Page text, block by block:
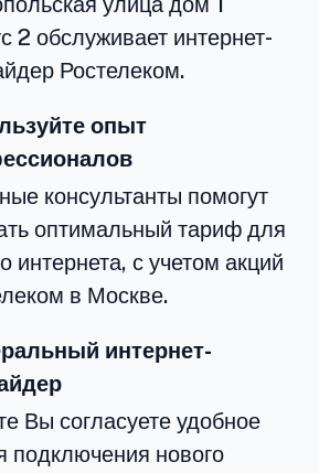
2 обслуживает интернет-
Ростелеком.
опыт
консультанты помогут
оптимальный тариф для
интернета, с учетом акций
в Москве.
интернет-
Вы согласуете удобное
подключения нового